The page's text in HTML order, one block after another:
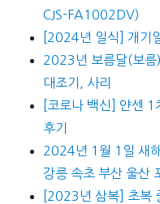
CJS-FA1002DV)
[2024년 일식] 개기
2023년 보름달(보름
대조기, 사리
[코로나 백신] 얀센
후기
2024년 1월 1일 새
강릉 속초 부산 울산
[2023년 삼복] 초복